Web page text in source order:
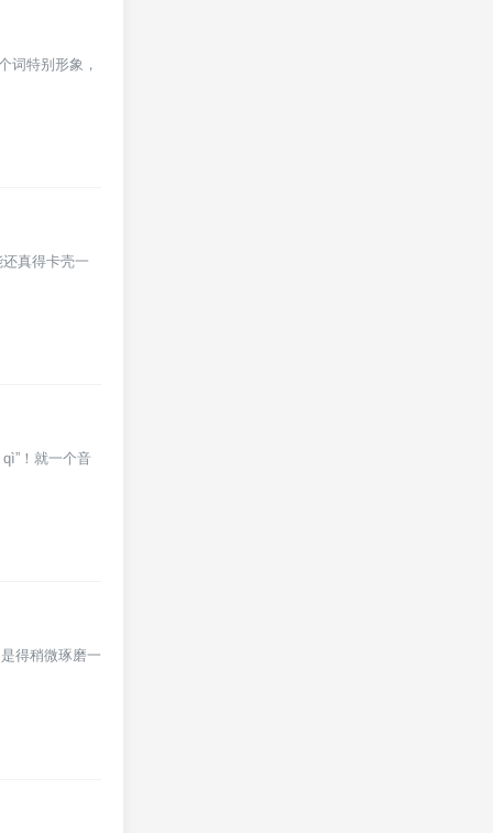
词特别形象，
真得卡壳一
！就一个音
得稍微琢磨一